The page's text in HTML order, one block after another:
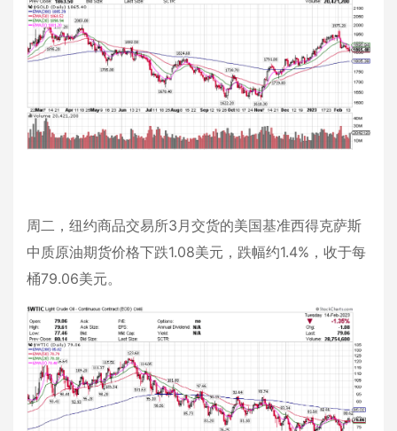
周二，纽约商品交易所3月交货的美国基准西得克萨斯
中质原油期货价格下跌1.08美元，跌幅约1.4%，收于每
桶79.06美元。